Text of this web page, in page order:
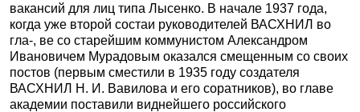
вакансий для лиц типа Лысенко. В начале 1937 года,
когда уже второй состаи руководителей ВАСХНИЛ во
гла-, ве со старейшим коммунистом Александром
Ивановичем Мурадовым оказался смещенным со своих
постов (первым сместили в 1935 году создателя
ВАСХНИЛ Н. И. Вавилова и его соратников), во главе
академии поставили виднейшего российского